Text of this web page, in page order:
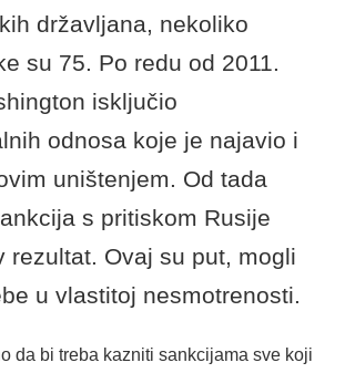
državljana, nekoliko
su 75. Po redu od 2011.
isključio
odnosa koje je najavio i
uništenjem. Od tada
s pritiskom Rusije
rezultat. Ovaj su put, mogli
u vlastitoj nesmotrenosti.
da bi treba kazniti sankcijama sve koji